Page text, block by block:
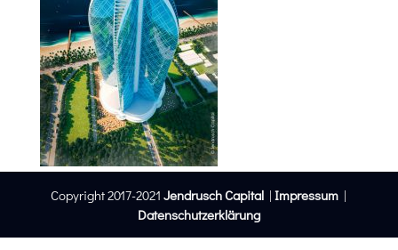
Copyright 2017-2021 Jendrusch Capital |Impressum |
Datenschutzerklärung